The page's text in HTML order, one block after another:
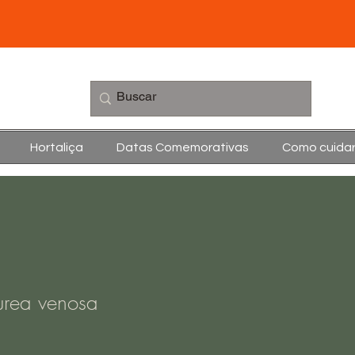
Hortaliça Datas Comemorativas Como cuidar
venosa